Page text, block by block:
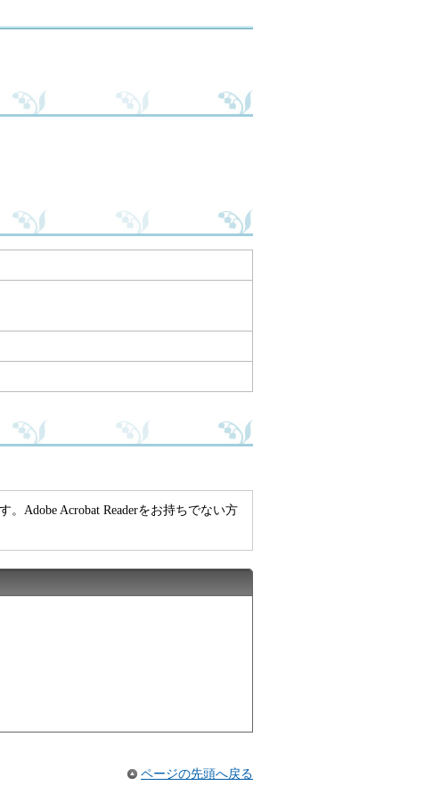
。Adobe Acrobat Readerをお持ちでない方
ページの先頭へ戻る